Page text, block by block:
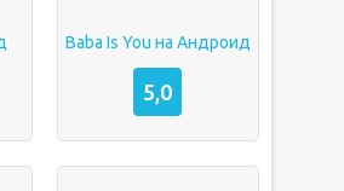
Baba Is You на Андроид
5,0